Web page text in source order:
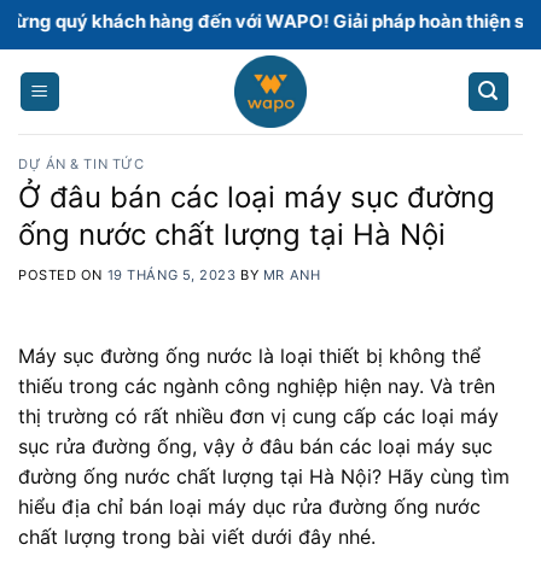
Skip
to
content
khách hàng đến với WAPO! Giải pháp hoàn thiện sàn bê
DỰ ÁN & TIN TỨC
Ở đâu bán các loại máy sục đường
ống nước chất lượng tại Hà Nội
POSTED ON 19 THÁNG 5, 2023 BY MR ANH
Máy sục đường ống nước là loại thiết bị không thể
thiếu trong các ngành công nghiệp hiện nay. Và trên
thị trường có rất nhiều đơn vị cung cấp các loại máy
sục rửa đường ống, vậy ở đâu bán các loại máy sục
đường ống nước chất lượng tại Hà Nội? Hãy cùng tìm
hiểu địa chỉ bán loại máy dục rửa đường ống nước
chất lượng trong bài viết dưới đây nhé.